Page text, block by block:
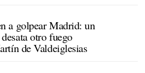
a golpear Madrid: un
otro fuego
de Valdeiglesias